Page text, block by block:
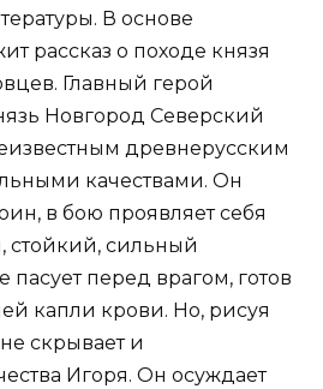
В основе
рассказ о походе князя
Главный герой
Новгород Северский
древнерусским
качествами. Он
в бою проявляет себя
стойкий, сильный
пасует перед врагом, готов
капли крови. Но, рисуя
скрывает и
Игоря. Он осуждает